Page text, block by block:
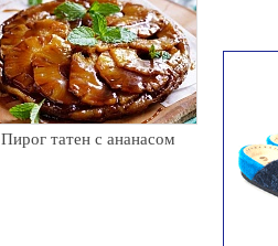
Пирог татен с ананасом
Суп